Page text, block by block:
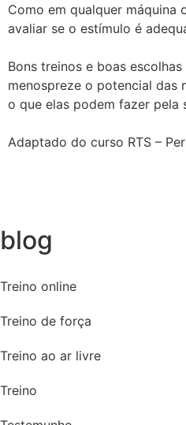
Como em qualquer máquina
avaliar se o estímulo é
Bons treinos e boas
menospreze o potencial das
o que elas podem fazer pela
Adaptado do curso RTS –
blog
Treino online
Treino de força
Treino ao ar livre
Treino